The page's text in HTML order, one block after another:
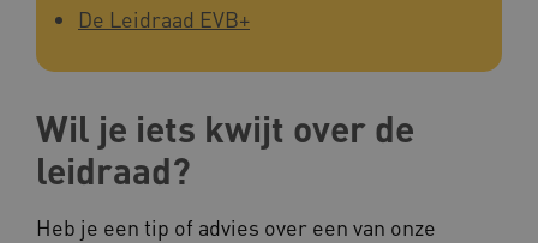
De Leidraad EVB+
Wil je iets kwijt over de
leidraad?
Heb je een tip of advies over een van onze